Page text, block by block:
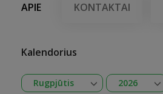
APIE KONTAKTAI
Kalendorius
Rugpjūtis
Atidaryti
2026
Atidaryti